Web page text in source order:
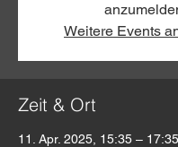
Weitere Events
Zeit & Ort
11. Apr. 2025, 15:35 – 17:35